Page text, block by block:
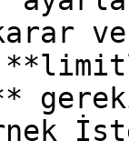
karar